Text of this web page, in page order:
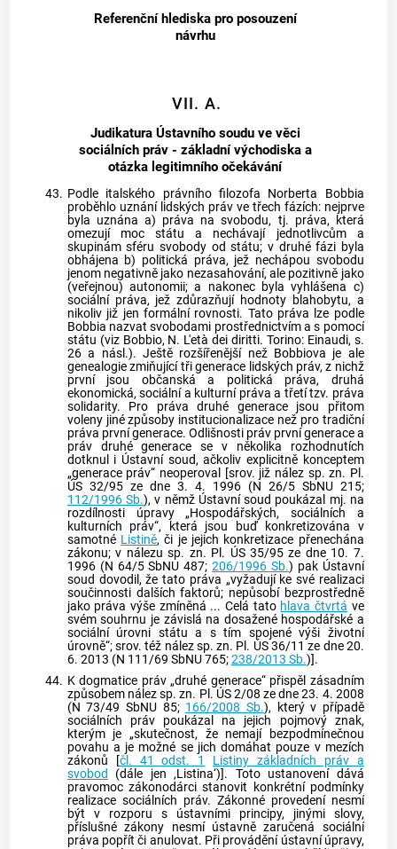
Referenční hlediska pro posouzení
návrhu
VII. A.
Judikatura Ústavního soudu ve věci
sociálních práv - základní východiska a
otázka legitimního očekávání
43. Podle italského právního filozofa Norberta Bobbia
proběhlo uznání lidských práv ve třech fázích: nejprve
byla uznána a) práva na svobodu, tj. práva, která
omezují moc státu a nechávají jednotlivcům a
skupinám sféru svobody od státu; v druhé fázi byla
obhájena b) politická práva, jež nechápou svobodu
jenom negativně jako nezasahování, ale pozitivně jako
(veřejnou) autonomii; a nakonec byla vyhlášena c)
sociální práva, jež zdůrazňují hodnoty blahobytu, a
nikoliv již jen formální rovnosti. Tato práva lze podle
Bobbia nazvat svobodami prostřednictvím a s pomocí
státu (viz Bobbio, N. L'età dei diritti. Torino: Einaudi, s.
26 a násl.). Ještě rozšířenější než Bobbiova je ale
genealogie zmiňující tři generace lidských práv, z nichž
první jsou občanská a politická práva, druhá
ekonomická, sociální a kulturní práva a třetí tzv. práva
solidarity. Pro práva druhé generace jsou přitom
voleny jiné způsoby institucionalizace než pro tradiční
práva první generace. Odlišnosti práv první generace a
práv druhé generace se v několika rozhodnutích
dotknul i Ústavní soud, ačkoliv explicitně konceptem
„generace práv“ neoperoval [srov. již nález sp. zn. Pl.
ÚS 32/95 ze dne 3. 4. 1996 (N 26/5 SbNU 215;
112/1996 Sb.), v němž Ústavní soud poukázal mj. na
rozdílnosti úpravy „Hospodářských, sociálních a
kulturních práv“, která jsou buď konkretizována v
samotné Listině, či je jejich konkretizace přenechána
zákonu; v nálezu sp. zn. Pl. ÚS 35/95 ze dne 10. 7.
1996 (N 64/5 SbNU 487;206/1996 Sb.) pak Ústavní
soud dovodil, že tato práva „vyžadují ke své realizaci
součinnosti dalších faktorů; nepůsobí bezprostředně
jako práva výše zmíněná ... Celá tato hlava čtvrtá ve
svém souhrnu je závislá na dosažené hospodářské a
sociální úrovni státu a s tím spojené výši životní
úrovně“; srov. též nález sp. zn. Pl. ÚS 36/11 ze dne 20.
6. 2013 (N 111/69 SbNU 765;238/2013 Sb.)].
44. K dogmatice práv „druhé generace“ přispěl zásadním
způsobem nález sp. zn. Pl. ÚS 2/08 ze dne 23. 4. 2008
(N 73/49 SbNU 85; 166/2008 Sb.), který v případě
sociálních práv poukázal na jejich pojmový znak,
kterým je „skutečnost, že nemají bezpodmínečnou
povahu a je možné se jich domáhat pouze v mezích
zákonů [čl. 41 odst. 1
Listiny základních práv a
svobod
(dále jen ,Listina‘)]. Toto ustanovení dává
pravomoc zákonodárci stanovit konkrétní podmínky
realizace sociálních práv. Zákonné provedení nesmí
být v rozporu s ústavními principy, jinými slovy,
příslušné zákony nesmí ústavně zaručená sociální
práva popřít či anulovat. Při provádění ústavní úpravy,